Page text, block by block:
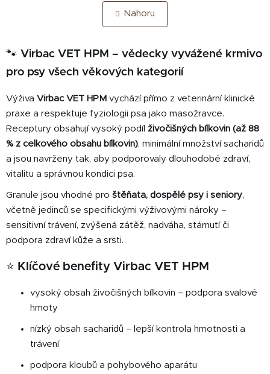
v
l
á
a
c
p
r
v
k
y
v
ý
p
i
s
u
á
n
k
v
n
Nahoru
🐾 Virbac VET HPM – vědecky vyvážené krmivo
pro psy všech věkových kategorií
Výživa Virbac VET HPM vychází přímo z veterinární klinické
praxe a respektuje fyziologii psa jako masožravce.
Receptury obsahují vysoký podíl živočišných bílkovin (až 88
% z celkového obsahu bílkovin), minimální množství sacharidů
a jsou navrženy tak, aby podporovaly dlouhodobé zdraví,
vitalitu a správnou kondici psa.
Granule jsou vhodné pro štěňata, dospělé psy i seniory,
včetně jedinců se specifickými výživovými nároky –
sensitivní trávení, zvýšená zátěž, nadváha, stárnutí či
podpora zdraví kůže a srsti.
⭐ Klíčové benefity Virbac VET HPM
vysoký obsah živočišných bílkovin – podpora svalové
hmoty
nízký obsah sacharidů – lepší kontrola hmotnosti a
trávení
podpora kloubů a pohybového aparátu